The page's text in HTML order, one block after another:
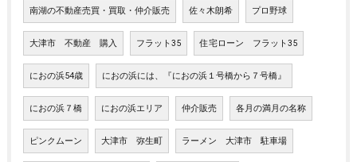
南湖の不動産売買・買取・仲介販売 佐々木朗希 プロ野球
大津市 不動産 購入 フラット35 住宅ローン フラット35
におの浜54歳 におの浜には、『におの浜１号橋から７号橋』
におの浜７橋 におの浜エリア 仲介販売 各月の満月の名称
ピンクムーン 大津市 弥生町 ラーメン 大津市 駐車場